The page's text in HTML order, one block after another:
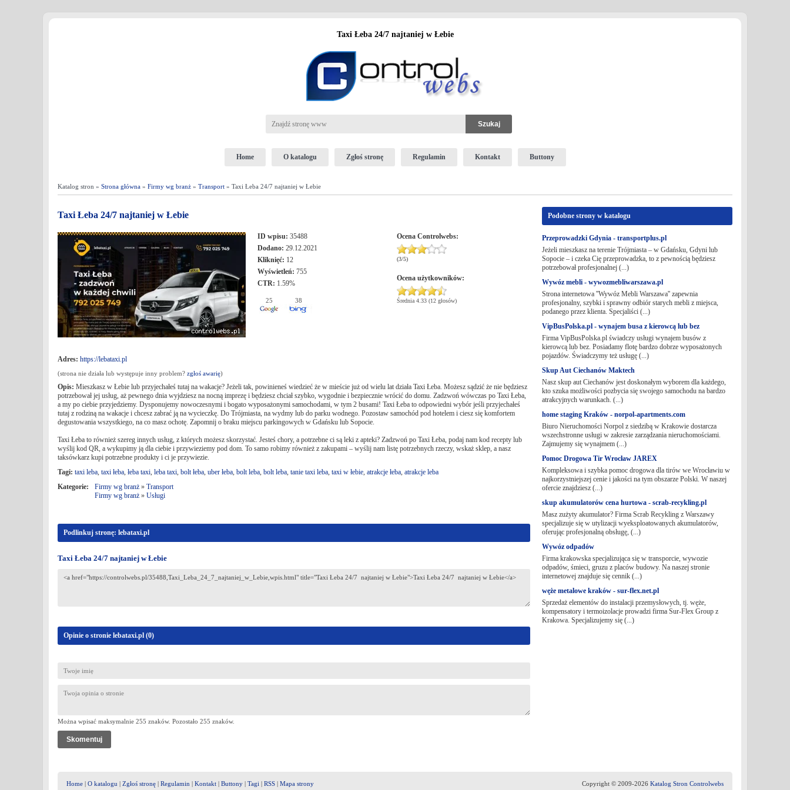
Taxi Łeba 24/7 najtaniej w Łebie
Home O katalogu Zgłoś stronę Regulamin Kontakt Buttony
Katalog stron » Strona główna » Firmy wg branż » Transport » Taxi Łeba 24/7 najtaniej w Łebie
Taxi Łeba 24/7 najtaniej w Łebie
ID wpisu: 35488
Dodano: 29.12.2021
Kliknięć: 12
Wyświetleń: 755
CTR: 1.59%
25 38
Ocena Controlwebs:
(3/5)
Ocena użytkowników:
Średnia 4.33 (12 głosów)
Adres: https://lebataxi.pl
(strona nie działa lub występuje inny problem? zgłoś awarię)
Opis: Mieszkasz w Łebie lub przyjechałeś tutaj na wakacje? Jeżeli tak, powinieneś wiedzieć że w mieście już od wielu lat działa Taxi Łeba. Możesz sądzić że nie będziesz
potrzebował jej usług, aż pewnego dnia wyjdziesz na nocną imprezę i będziesz chciał szybko, wygodnie i bezpiecznie wrócić do domu. Zadzwoń wówczas po Taxi Łeba,
a my po ciebie przyjedziemy. Dysponujemy nowoczesnymi i bogato wyposażonymi samochodami, w tym 2 busami! Taxi Łeba to odpowiedni wybór jeśli przyjechałeś
tutaj z rodziną na wakacje i chcesz zabrać ją na wycieczkę. Do Trójmiasta, na wydmy lub do parku wodnego. Pozostaw samochód pod hotelem i ciesz się komfortem
degustowania wszystkiego, na co masz ochotę. Zapomnij o braku miejscu parkingowych w Gdańsku lub Sopocie.
Taxi Łeba to również szereg innych usług, z których możesz skorzystać. Jesteś chory, a potrzebne ci są leki z apteki? Zadzwoń po Taxi Łeba, podaj nam kod recepty lub
wyślij kod QR, a wykupimy ją dla ciebie i przywieziemy pod dom. To samo robimy również z zakupami – wyślij nam listę potrzebnych rzeczy, wskaż sklep, a nasz
taksówkarz kupi potrzebne produkty i ci je przywiezie.
Tagi: taxi leba, taxi łeba, łeba taxi, leba taxi, bolt łeba, uber łeba, bolt leba, bolt leba, tanie taxi leba, taxi w łebie, atrakcje łeba, atrakcje leba
Kategorie:
Firmy wg branż » Transport
Firmy wg branż » Usługi
Podlinkuj stronę: lebataxi.pl
Taxi Łeba 24/7 najtaniej w Łebie
Opinie o stronie lebataxi.pl (0)
Można wpisać maksymalnie 255 znaków. Pozostało 255 znaków.
Podobne strony w katalogu
Przeprowadzki Gdynia - transportplus.pl
Jeżeli mieszkasz na terenie Trójmiasta – w Gdańsku, Gdyni lub
Sopocie – i czeka Cię przeprowadzka, to z pewnością będziesz
potrzebował profesjonalnej (...)
Wywóz mebli - wywozmebliwarszawa.pl
Strona internetowa ''Wywóz Mebli Warszawa'' zapewnia
profesjonalny, szybki i sprawny odbiór starych mebli z miejsca,
podanego przez klienta. Specjaliści (...)
VipBusPolska.pl - wynajem busa z kierowcą lub bez
Firma VipBusPolska.pl świadczy usługi wynajem busów z
kierowcą lub bez. Posiadamy flotę bardzo dobrze wyposażonych
pojazdów. Świadczymy też usługę (...)
Skup Aut Ciechanów Maktech
Nasz skup aut Ciechanów jest doskonałym wyborem dla każdego,
kto szuka możliwości pozbycia się swojego samochodu na bardzo
atrakcyjnych warunkach. (...)
home staging Kraków - norpol-apartments.com
Biuro Nieruchomości Norpol z siedzibą w Krakowie dostarcza
wszechstronne usługi w zakresie zarządzania nieruchomościami.
Zajmujemy się wynajmem (...)
Pomoc Drogowa Tir Wrocław JAREX
Kompleksowa i szybka pomoc drogowa dla tirów we Wrocławiu w
najkorzystniejszej cenie i jakości na tym obszarze Polski. W naszej
ofercie znajdziesz (...)
skup akumulatorów cena hurtowa - scrab-recykling.pl
Masz zużyty akumulator? Firma Scrab Recykling z Warszawy
specjalizuje się w utylizacji wyeksploatowanych akumulatorów,
oferując profesjonalną obsługę, (...)
Wywóz odpadów
Firma krakowska specjalizująca się w transporcie, wywozie
odpadów, śmieci, gruzu z placów budowy. Na naszej stronie
internetowej znajduje się cennik (...)
węże metalowe kraków - sur-flex.net.pl
Sprzedaż elementów do instalacji przemysłowych, tj. węże,
kompensatory i termoizolacje prowadzi firma Sur-Flex Group z
Krakowa. Specjalizujemy się (...)
Home | O katalogu | Zgłoś stronę | Regulamin | Kontakt | Buttony | Tagi | RSS | Mapa strony Copyright © 2009-2026 Katalog Stron Controlwebs